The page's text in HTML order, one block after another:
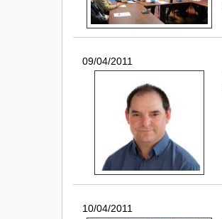
09/04/2011
10/04/2011